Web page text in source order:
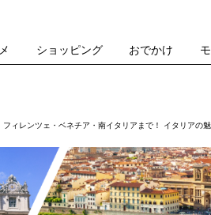
ショッピング おでかけ
フィレンツェ・ベネチア・南イタリアまで！ イタリアの